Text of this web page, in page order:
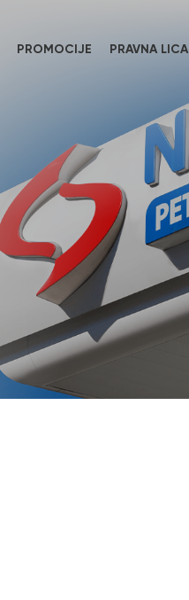
PROMOCIJE PRAVNA LICA